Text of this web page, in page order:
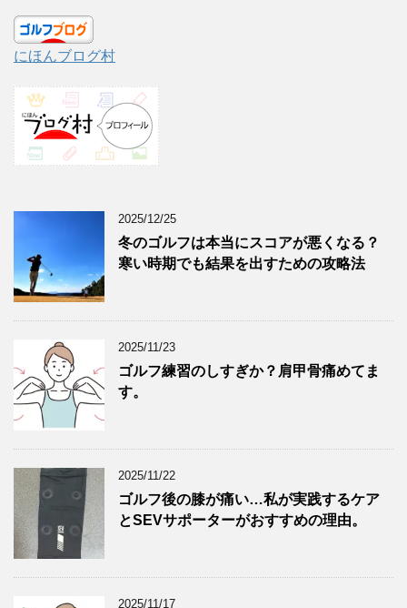
にほんブログ村
2025/12/25
冬のゴルフは本当にスコアが悪くなる？
寒い時期でも結果を出すための攻略法
2025/11/23
ゴルフ練習のしすぎか？肩甲骨痛めてま
す。
2025/11/22
ゴルフ後の膝が痛い…私が実践するケア
とSEVサポーターがおすすめの理由。
2025/11/17